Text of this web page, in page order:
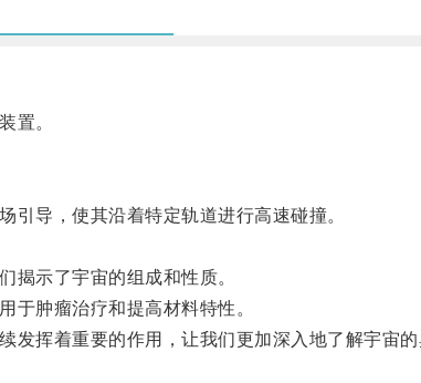
置。
导，使其沿着特定轨道进行高速碰撞。
示了宇宙的组成和性质。
肿瘤治疗和提高材料特性。
挥着重要的作用，让我们更加深入地了解宇宙的